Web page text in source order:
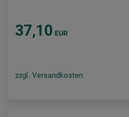
37,10 EUR
zzgl. Versandkosten